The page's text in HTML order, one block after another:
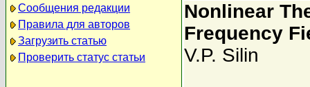
Сообщения редакции
Правила для авторов
Загрузить статью
Проверить статус статьи
Nonlinear
Frequency
V.P. Silin